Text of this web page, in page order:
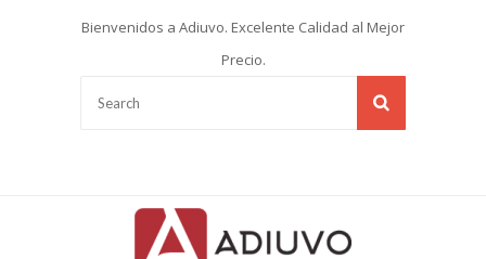
Bienvenidos a Adiuvo. Excelente Calidad al Mejor
Precio.